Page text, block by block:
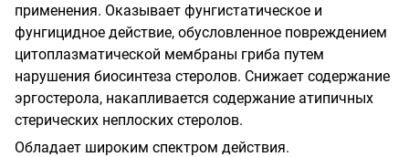
применения. Оказывает фунгистатическое и
фунгицидное действие, обусловленное повреждением
цитоплазматической мембраны гриба путем
нарушения биосинтеза стеролов. Снижает содержание
эргостерола, накапливается содержание атипичных
стерических неплоских стеролов.
Обладает широким спектром действия.